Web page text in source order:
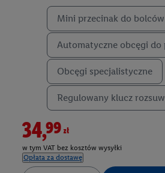
Mini przecinak do bolców
Automatyczne obcęgi do
Obcęgi specjalistyczne
Regulowany klucz
34,99zł
w tym VAT bez kosztów wysyłki
Opłata za dostawę